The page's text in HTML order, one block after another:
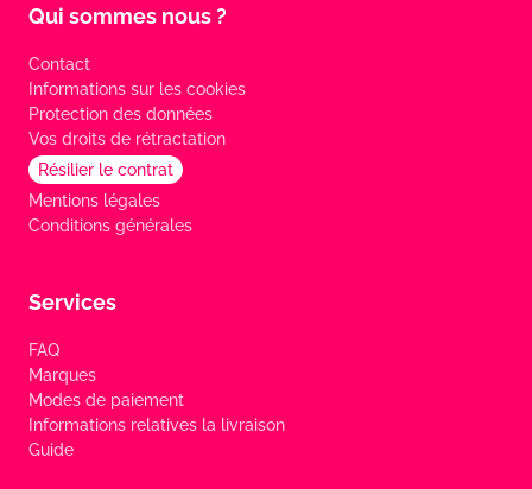
Qui sommes nous ?
Contact
Informations sur les cookies
Protection des données
Vos droits de rétractation
Résilier le contrat
Mentions légales
Conditions générales
Services
FAQ
Marques
Modes de paiement
Informations relatives la livraison
Guide